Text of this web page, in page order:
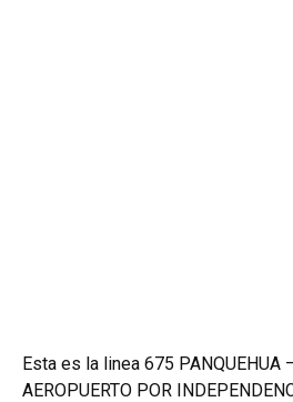
Esta es la linea 675 PANQUEHUA
AEROPUERTO POR